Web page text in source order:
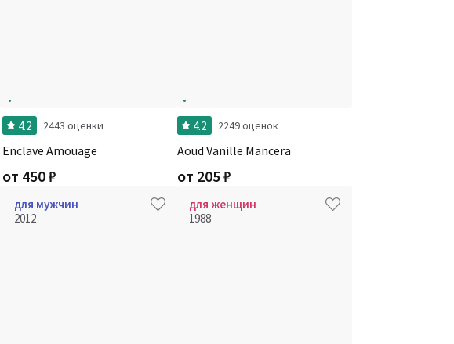
4.2 2443 оценки
Enclave Amouage
от 450₽
4.2 2249 оценок
Aoud Vanille Mancera
от 205₽
для мужчин
2012
для женщин
1988